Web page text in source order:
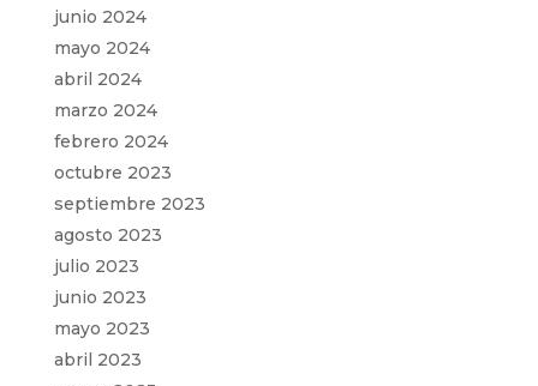
junio 2024
mayo 2024
abril 2024
marzo 2024
febrero 2024
octubre 2023
septiembre 2023
agosto 2023
julio 2023
junio 2023
mayo 2023
abril 2023